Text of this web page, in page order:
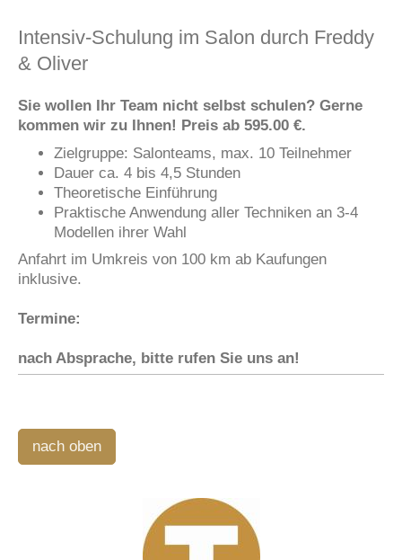
Intensiv-Schulung im Salon durch Freddy
& Oliver
Sie wollen Ihr Team nicht selbst schulen? Gerne
kommen wir zu Ihnen! Preis ab 595.00 €.
Zielgruppe: Salonteams, max. 10 Teilnehmer
Dauer ca. 4 bis 4,5 Stunden
Theoretische Einführung
Praktische Anwendung aller Techniken an 3-4
Modellen ihrer Wahl
Anfahrt im Umkreis von 100 km ab Kaufungen
inklusive.
Termine:
nach Absprache, bitte rufen Sie uns an!
nach oben